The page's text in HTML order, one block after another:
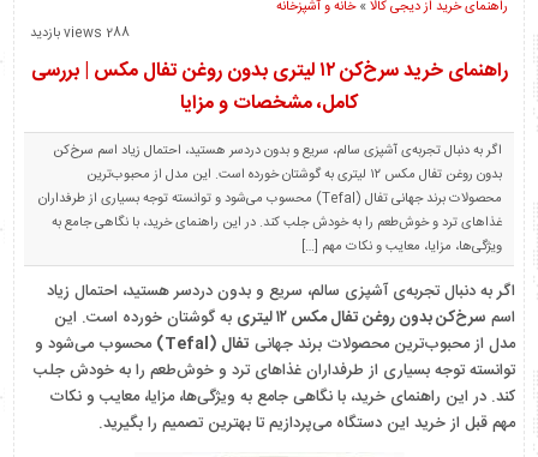
خانه و آشپزخانه «راهنمای خرید از دیجی کالا
288 views بازدید
راهنمای خرید سرخ‌کن ۱۲ لیتری بدون روغن تفال مکس | بررسی
کامل، مشخصات و مزایا
اگر به دنبال تجربه‌ی آشپزی سالم، سریع و بدون دردسر هستید، احتمال زیاد اسم سرخ‌کن
بدون روغن تفال مکس ۱۲ لیتری به گوشتان خورده است. این مدل از محبوب‌ترین
محصولات برند جهانی تفال (Tefal) محسوب می‌شود و توانسته توجه بسیاری از طرفداران
غذاهای ترد و خوش‌طعم را به خودش جلب کند. در این راهنمای خرید، با نگاهی جامع به
ویژگی‌ها، مزایا، معایب و نکات مهم […]
اگر به دنبال تجربه‌ی آشپزی سالم، سریع و بدون دردسر هستید، احتمال زیاد
اسم سرخ‌کن بدون روغن تفال مکس ۱۲ لیتری
به گوشتان خورده است. این
مدل از محبوب‌ترین محصولات برند جهانی تفال (Tefal)
محسوب می‌شود و
توانسته توجه بسیاری از طرفداران غذاهای ترد و خوش‌طعم را به خودش جلب
کند. در این راهنمای خرید، با نگاهی جامع به ویژگی‌ها، مزایا، معایب و نکات
مهم قبل از خرید این دستگاه می‌پردازیم تا بهترین تصمیم را بگیرید.